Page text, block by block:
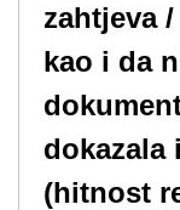
zahtjeva
kao i da
dokazala
(hitnost